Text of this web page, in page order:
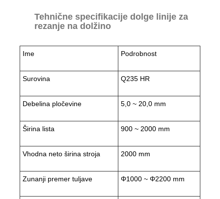
Tehnične specifikacije dolge linije za
rezanje na dolžino
Ime Podrobnost
Surovina Q235 HR
Debelina pločevine 5,0 ~ 20,0 mm
Širina lista 900 ~ 2000 mm
Vhodna neto širina stroja 2000 mm
Zunanji premer tuljave Φ1000 ~ Φ2200 mm